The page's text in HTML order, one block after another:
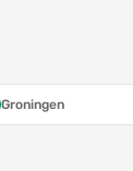
Groningen